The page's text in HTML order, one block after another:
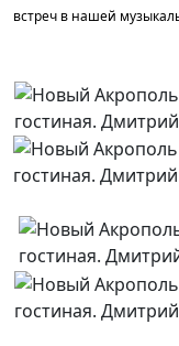
встреч в нашей